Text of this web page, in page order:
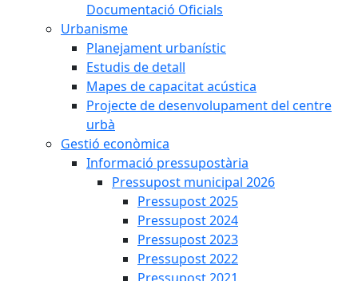
Documentació Oficials
Urbanisme
Planejament urbanístic
Estudis de detall
Mapes de capacitat acústica
Projecte de desenvolupament del centre
urbà
Gestió econòmica
Informació pressupostària
Pressupost municipal 2026
Pressupost 2025
Pressupost 2024
Pressupost 2023
Pressupost 2022